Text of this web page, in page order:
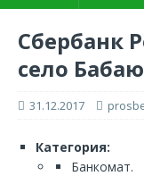
Сбербанк
село
31.12.2017
Категория:
Банкомат.